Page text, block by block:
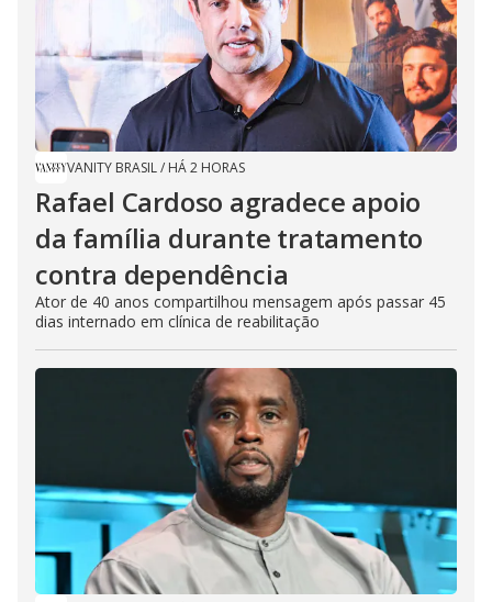
VANITY BRASIL/ HÁ 2 HORAS
Rafael Cardoso agradece apoio
da família durante tratamento
contra dependência
Ator de 40 anos compartilhou mensagem após passar 45
dias internado em clínica de reabilitação